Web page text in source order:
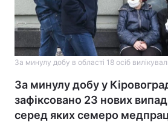
За минулу добу в області 18 осіб
За минулу добу у
зафіксовано 23 нових
серед яких семеро